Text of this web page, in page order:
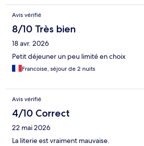
Avis vérifié
8/10 Très bien
18 avr. 2026
Petit déjeuner un peu limité en choix
Francoise, séjour de 2 nuits
Avis vérifié
4/10 Correct
22 mai 2026
La literie est vraiment mauvaise.